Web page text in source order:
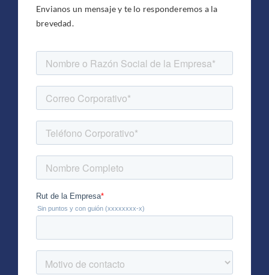
Envianos un mensaje y te lo responderemos a la
brevedad.